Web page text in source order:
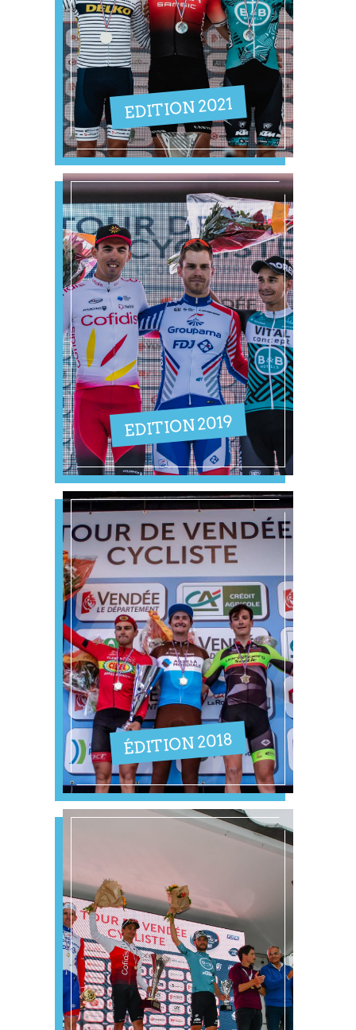
EDITION 2021
EDITION 2019
ÉDITION 2018